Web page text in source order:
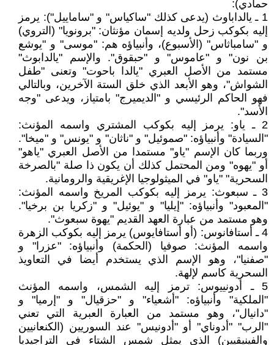
حمادي):
1 ـ يالداباوث (يدعى كذلك "ساكياس" و "ساماييل"): يرمز
إليه بكوكب زحل ولديه إسمان مؤنثان: "برونويا" (التروي)
و "سامباثاس" (الأسبوع)، وأنبياؤه هم: "موسى" و "يوشع
بن نون" و "عاموس" و "حبقوق". والإسم "يالدابوث"
مستمد من الأصل العبري "يالدا باحوت" وتعنى "طفل
الشواش"، وهو الأبعد الذي خلق الستة الآخرين، وبالتالي
فهو الحاكم الرئيسي و "الديميرج" بامتياز، ويدعى "وجه
الأسد".
2 ـ ياو: يرمز إليه بكوكب المشتري واسمه المؤنث:
"السيادة" وأنبياؤه: "صموئيل" و "ناثان" و "يونس" و "ميخا".
وربما كان الإسم "ياو" مستمدا من الأصل العبري "ياهو"
أو "يهوه" ومن المحتمل كذلك أن يكون ذا صلة "بالصرخة
السحرية" "ياو" في الميثولوجيا الإغريقية والرومانية.
3 ـ سبعوث: يرمز إليه بكوكب المريخ واسمه المؤنث:
"المعبود" وأنبياؤه: "إيليا" و "يوئيل" و "زكريا بن برخيا".
وهو مستمد من عبارة العهد القديم "يهوة سبعوث".
4 ـ أستافانوس: (أو أستافايوس) يرمز إليه بكوكب الزهرة
واسمه المؤنث: صوفيا (الحكمة) وأنبياؤه: "عزرا" و
"صفنيا"، وهو الإسم الذي يستخدم أيضا في التعاويذ
السحرية كاسم لإلهة.
5 ـ أدونييوس: ترمز إليه الشمس، واسمه المؤنث
"الملكية" وأنبياؤه: "أشعياء" و "حزقيال" و "إرميا" و
"دانيال"، وهو مستمد من العبارة العبرية التي تعني
"الرب" "أدوناي" أو "أدونيس" عند السوريين (الكنعانيين
والفينيقيين) الذي يمثل شمس الشتاء في التراجيديا